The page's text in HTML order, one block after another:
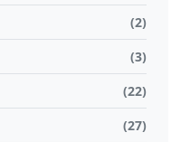
(2)
(3)
(22)
(27)